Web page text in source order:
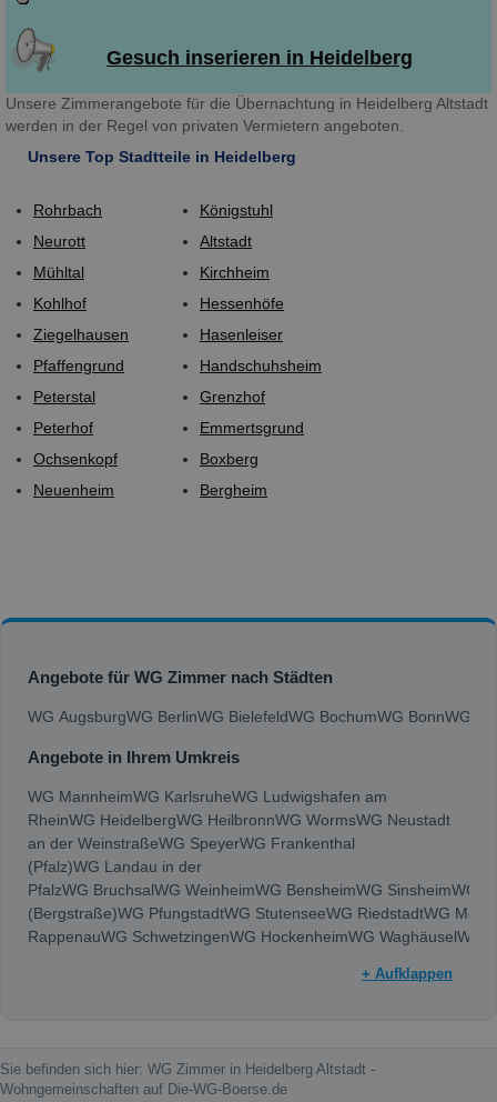
Gesuch inserieren in Heidelberg
Unsere Zimmerangebote für die Übernachtung in Heidelberg Altstadt
werden in der Regel von privaten Vermietern angeboten.
Unsere Top Stadtteile in Heidelberg
Rohrbach
Neurott
Mühltal
Kohlhof
Ziegelhausen
Pfaffengrund
Peterstal
Peterhof
Ochsenkopf
Neuenheim
Königstuhl
Altstadt
Kirchheim
Hessenhöfe
Hasenleiser
Handschuhsheim
Grenzhof
Emmertsgrund
Boxberg
Bergheim
Angebote für WG Zimmer nach Städten
WG AugsburgWG BerlinWG BielefeldWG BochumWG BonnWG
Angebote in Ihrem Umkreis
WG MannheimWG KarlsruheWG Ludwigshafen am
RheinWG HeidelbergWG HeilbronnWG WormsWG Neustadt
an der WeinstraßeWG SpeyerWG Frankenthal
(Pfalz)WG Landau in der
PfalzWG BruchsalWG WeinheimWG BensheimWG SinsheimWG
(Bergstraße)WG PfungstadtWG StutenseeWG RiedstadtWG
RappenauWG SchwetzingenWG HockenheimWG WaghäuselWG
+ Aufklappen
Sie befinden sich hier: WG Zimmer in Heidelberg Altstadt -
Wohngemeinschaften auf Die-WG-Boerse.de